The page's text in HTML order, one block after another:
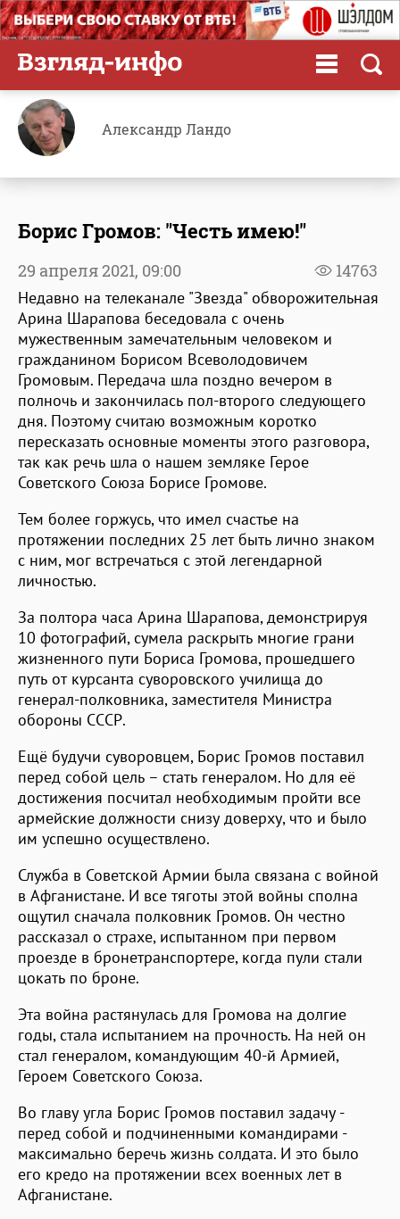
Александр Ландо
Борис Громов: "Честь имею!"
14763
29 апреля 2021, 09:00
Недавно на телеканале "Звезда" обворожительная
Арина Шарапова беседовала с очень
мужественным замечательным человеком и
гражданином Борисом Всеволодовичем
Громовым. Передача шла поздно вечером в
полночь и закончилась пол-второго следующего
дня. Поэтому считаю возможным коротко
пересказать основные моменты этого разговора,
так как речь шла о нашем земляке Герое
Советского Союза Борисе Громове.
Тем более горжусь, что имел счастье на
протяжении последних 25 лет быть лично знаком
с ним, мог встречаться с этой легендарной
личностью.
За полтора часа Арина Шарапова, демонстрируя
10 фотографий, сумела раскрыть многие грани
жизненного пути Бориса Громова, прошедшего
путь от курсанта суворовского училища до
генерал-полковника, заместителя Министра
обороны СССР.
Ещё будучи суворовцем, Борис Громов поставил
перед собой цель – стать генералом. Но для её
достижения посчитал необходимым пройти все
армейские должности снизу доверху, что и было
им успешно осуществлено.
Служба в Советской Армии была связана с войной
в Афганистане. И все тяготы этой войны сполна
ощутил сначала полковник Громов. Он честно
рассказал о страхе, испытанном при первом
проезде в бронетранспортере, когда пули стали
цокать по броне.
Эта война растянулась для Громова на долгие
годы, стала испытанием на прочность. На ней он
стал генералом, командующим 40-й Армией,
Героем Советского Союза.
Во главу угла Борис Громов поставил задачу -
перед собой и подчиненными командирами -
максимально беречь жизнь солдата. И это было
его кредо на протяжении всех военных лет в
Афганистане.